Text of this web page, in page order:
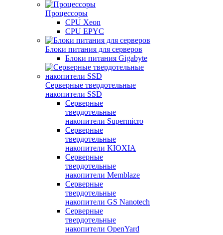
Процессоры
CPU Xeon
CPU EPYC
Блоки питания для серверов
Блоки питания Gigabyte
Серверные твердотельные
накопители SSD
Cерверные
твердотельные
накопители Supermicro
Cерверные
твердотельные
накопители KIOXIA
Cерверные
твердотельные
накопители Memblaze
Cерверные
твердотельные
накопители GS Nanotech
Серверные
твердотельные
накопители OpenYard